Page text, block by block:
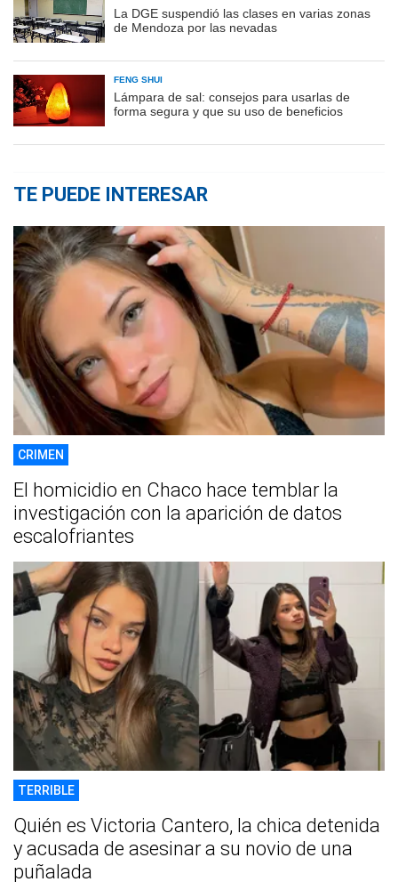
La DGE suspendió las clases en varias zonas
de Mendoza por las nevadas
FENG SHUI
Lámpara de sal: consejos para usarlas de
forma segura y que su uso de beneficios
TE PUEDE INTERESAR
CRIMEN
El homicidio en Chaco hace temblar la
investigación con la aparición de datos
escalofriantes
TERRIBLE
Quién es Victoria Cantero, la chica detenida
y acusada de asesinar a su novio de una
puñalada